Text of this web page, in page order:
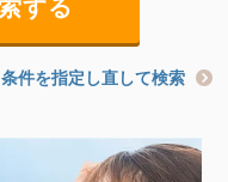
条件を指定し直して検索